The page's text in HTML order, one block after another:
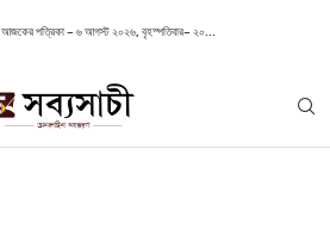
আজকের পত্রিকা – ৬ আগস্ট ২০২৬, বৃহস্পতিবার– ২০...